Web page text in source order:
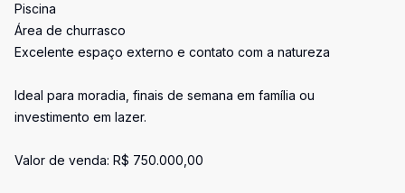
Piscina
Área de churrasco
Excelente espaço externo e contato com a natureza
Ideal para moradia, finais de semana em família ou
investimento em lazer.
Valor de venda: R$ 750.000,00